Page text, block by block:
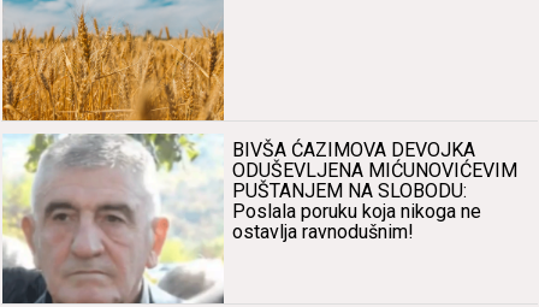
BIVŠA ĆAZIMOVA DEVOJKA
ODUŠEVLJENA MIĆUNOVIĆEVIM
PUŠTANJEM NA SLOBODU:
Poslala poruku koja nikoga ne
ostavlja ravnodušnim!